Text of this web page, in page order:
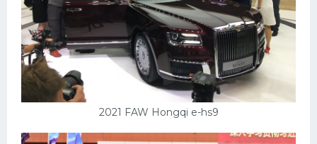
2021 FAW Hongqi e-hs9